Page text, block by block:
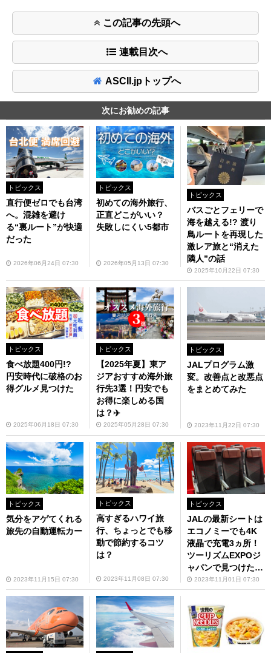
この記事の先頭へ
連載目次へ
ASCII.jpトップへ
次にお勧めの記事
トピックス
直行便ゼロでも台湾
へ。混雑を避け
る“裏ルート”が快適
だった
2026年06月24日 07:30
トピックス
初めての海外旅行、
正直どこがいい？
失敗しにくい5都市
2026年05月13日 07:30
トピックス
バスごとフェリーで
海を越える!? 渡り
鳥ルートを再現した
激レア旅と“消えた
隣人”の話
2025年10月22日 07:30
トピックス
食べ放題400円!?
円安時代に破格のお
得グルメ見つけた
2025年06月18日 07:30
トピックス
【2025年夏】東ア
ジアおすすめ海外旅
行先3選！円安でも
お得に楽しめる国
は？✈️
2025年05月28日 07:30
トピックス
JALプログラム激
変。改善点と改悪点
をまとめてみた
2023年11月22日 07:30
トピックス
気分をアゲてくれる
旅先の自動運転カー
2023年11月15日 07:30
トピックス
高すぎるハワイ旅
行、ちょっとでも移
動で節約するコツ
は？
2023年11月08日 07:30
トピックス
JALの最新シートは
エコノミーでも4K
液晶で充電3ヵ所！
ツーリズムEXPOジ
ャパンで見つけた凄
いやつ
2023年11月01日 07:30